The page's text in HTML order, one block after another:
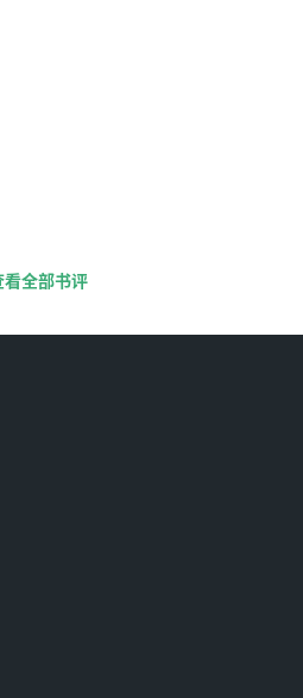
看全部书评